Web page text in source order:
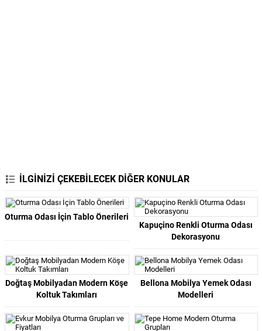
İLGİNİZİ ÇEKEBİLECEK DİĞER KONULAR
Oturma Odası İçin Tablo Önerileri
Kapuçino Renkli Oturma Odası
Dekorasyonu
Doğtaş Mobilyadan Modern Köşe
Koltuk Takımları
Bellona Mobilya Yemek Odası
Modelleri